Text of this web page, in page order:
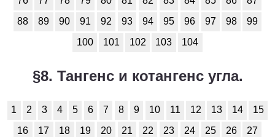
88
89 90 91 92 93 94 95 96 97 98
99
100
101 102 103 104
§8. Тангенс и котангенс угла.
1 2 3 4 5 6 7 8 9 10 11 12 13 14
15
16
17 18 19 20 21 22 23 24 25 26
27